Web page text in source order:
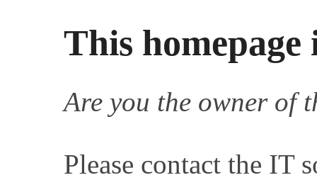
This homepage
Are you the owner of
Please contact the IT